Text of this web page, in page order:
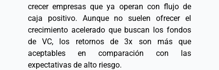
crecer empresas que ya operan con flujo de
caja positivo. Aunque no suelen ofrecer el
crecimiento acelerado que buscan los fondos
de VC, los retornos de 3x son más que
aceptables en comparación con las
expectativas de alto riesgo.